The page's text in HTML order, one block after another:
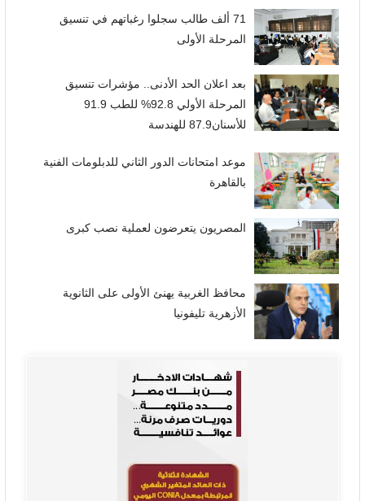
71 ألف طالب سجلوا رغباتهم في تنسيق
المرحلة الأولى
بعد اعلان الحد الأدنى.. مؤشرات تنسيق
المرحلة الأولي 92.8% للطب 91.9
للأسنان87.9 للهندسة
موعد امتحانات الدور الثاني للدبلومات الفنية
بالقاهرة
المصريون يتعرضون لعملية نصب كبرى
محافظ الغربية يهنئ الأولى على الثانوية
الأزهرية تليفونيا